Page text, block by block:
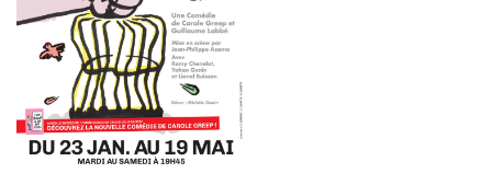
Une excellente pièce avec des acteurs de talent. Bonne soirée assurée !
Lavigne
31/12/18 à 11:06
Super soirée
Macias
28/12/18 à 23:57